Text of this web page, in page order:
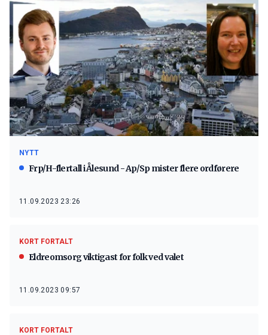
NYTT
Frp/H-flertall i Ålesund - Ap/Sp mister flere ordførere
11.09.2023 23:26
KORT FORTALT
Eldreomsorg viktigast for folk ved valet
11.09.2023 09:57
KORT FORTALT